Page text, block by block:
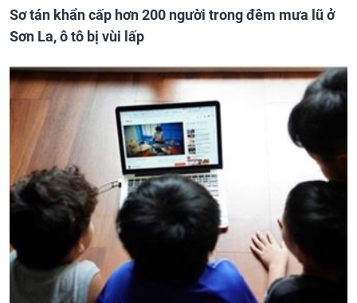
Sơ tán khẩn cấp hơn 200 người trong đêm mưa lũ ở
Sơn La, ô tô bị vùi lấp